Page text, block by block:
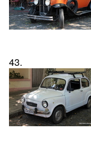
43.